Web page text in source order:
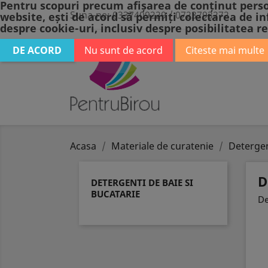
Suna-ne:0337409229 / 0723793272
BIROTICA
Acasa Materiale de curatenie
DETERGENTI DE BAIE SI
BUCATARIE
Pentru scopuri precum afișarea de conținut
website, ești de acord să permiți colectarea de
despre cookie-uri, inclusiv despre posibilitatea
DE ACORD Nu sunt de acord Citeste mai multe